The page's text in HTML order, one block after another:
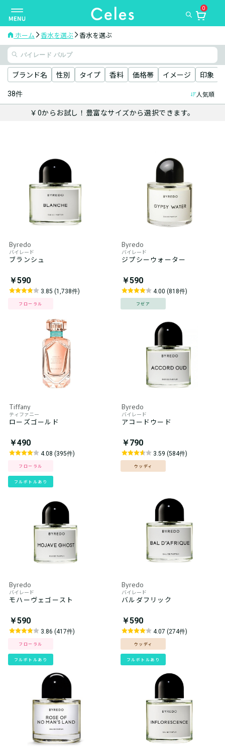
ナ
ビ
ゲ
ー
シ
ョ
ン
を
0
ホーム 香水を選ぶ 香水を選ぶ
ブランド名 性別 タイプ 香料 価格帯 イメージ 印象
38件 人気順
￥0からお試し！豊富なサイズから選択できます。
Byredo
バイレード
ブランシュ
￥590
3.85 (1,738件)
フローラル
Byredo
バイレード
ジプシーウォーター
￥590
4.00 (818件)
フゼア
Tiffany
ティファニー
ローズゴールド
￥490
4.08 (395件)
フローラル
フルボトルあり
Byredo
バイレード
アコードウード
￥790
3.59 (584件)
ウッディ
Byredo
バイレード
モハーヴェゴースト
￥590
3.86 (417件)
フローラル
フルボトルあり
Byredo
バイレード
バルダフリック
￥590
4.07 (274件)
ウッディ
フルボトルあり